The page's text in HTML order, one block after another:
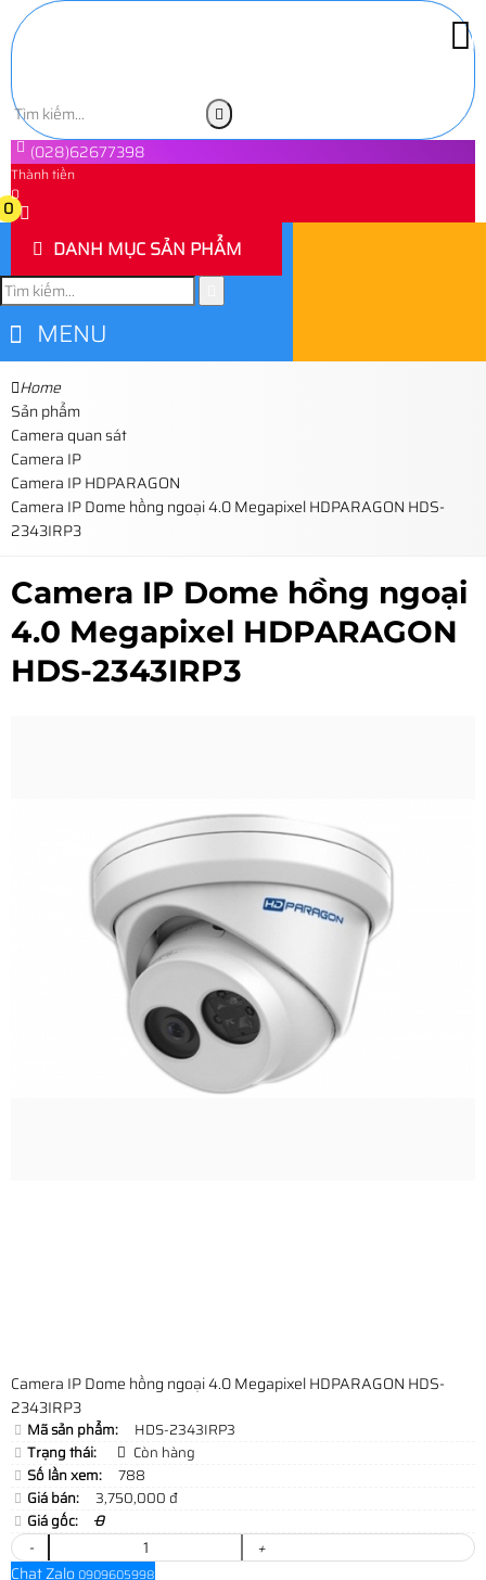
(028)62677398
Thành tiền
0
0
DANH MỤC SẢN PHẨM
MENU
Home
Sản phẩm
Camera quan sát
Camera IP
Camera IP HDPARAGON
Camera IP Dome hồng ngoại 4.0 Megapixel HDPARAGON HDS-
2343IRP3
Camera IP Dome hồng ngoại
4.0 Megapixel HDPARAGON
HDS-2343IRP3
Camera IP Dome hồng ngoại 4.0 Megapixel HDPARAGON HDS-
2343IRP3
Mã sản phẩm:
HDS-2343IRP3
Trạng thái:
Còn hàng
Số lần xem:
788
Giá bán:
3,750,000 đ
Giá gốc:
0
-
+
Chat Zalo 0909605998